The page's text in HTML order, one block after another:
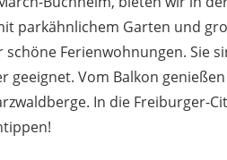
parkähnlichem Garten und
Ferienwohnungen. Sie
Vom Balkon genießen
In die Freiburger-